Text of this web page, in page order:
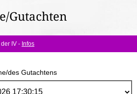
Gutachten
IV - Infos
des Gutachtens